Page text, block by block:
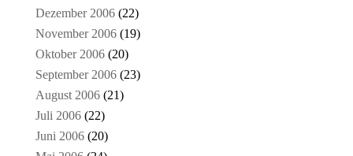
Dezember 2006(22)
November 2006(19)
Oktober 2006(20)
September 2006(23)
August 2006(21)
Juli 2006(22)
Juni 2006(20)